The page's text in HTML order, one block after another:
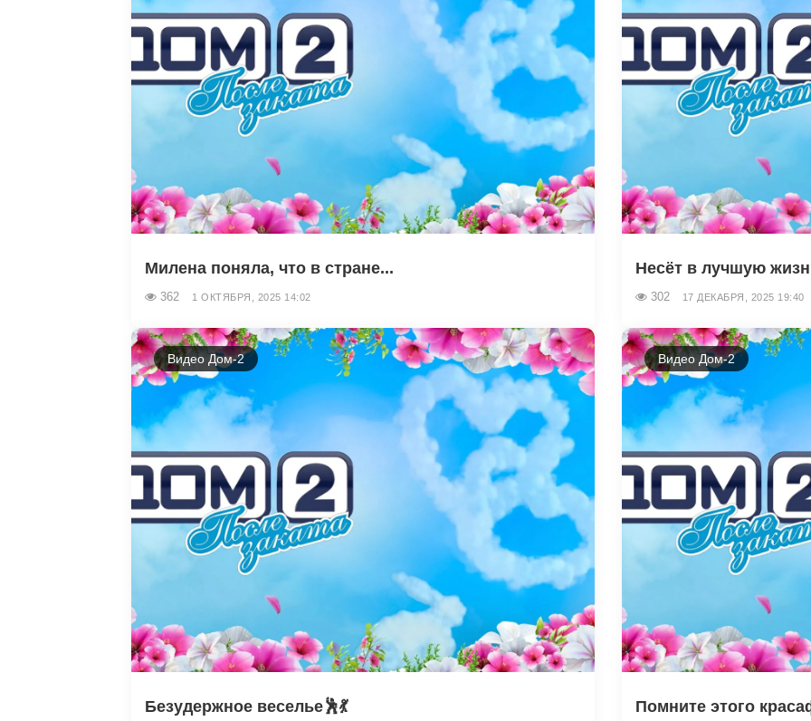
Милена поняла, что в стране...
362 1 ОКТЯБРЯ, 2025 14:02
Несёт в лучшую
302 17 ДЕКАБРЯ, 2025 19:40
Видео Дом-2
Безудержное веселье🕺💃
Видео Дом-2
Помните этого